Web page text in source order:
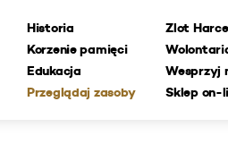
Historia
Korzenie pamięci
Edukacja
Przeglądaj zasoby
Zlot
Wesprzyj
Sklep on-